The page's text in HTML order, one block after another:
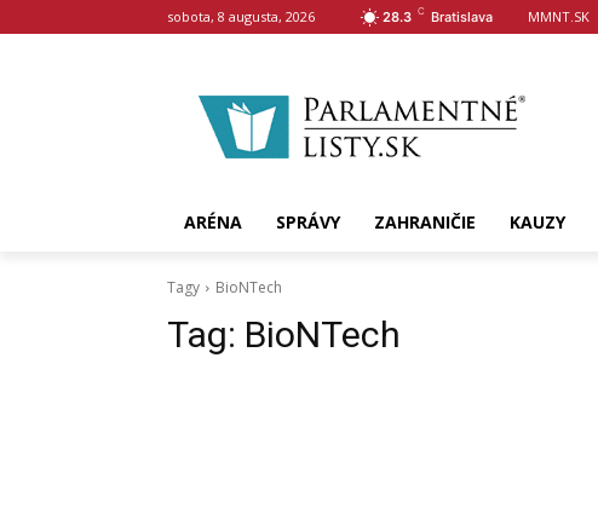
sobota, 8 augusta, 2026 28.3 C Bratislava MMNT.SK
ARÉNA SPRÁVY ZAHRANIČIE KAUZY
Tagy BioNTech
Tag: BioNTech